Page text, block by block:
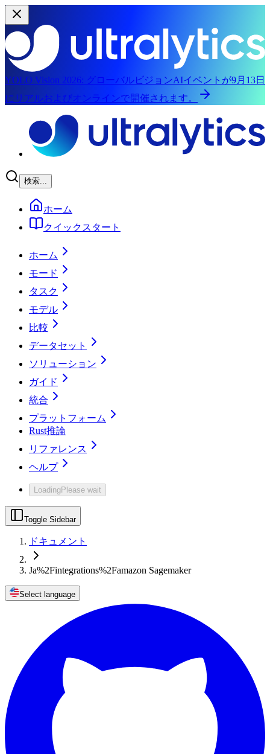
YOLO Vision 2026: グローバルビジョンAIイベントが9月13日
にリアルおよびオンラインで開催されます。
検索...
ホーム
クイックスタート
ホーム
モード
タスク
モデル
比較
データセット
ソリューション
ガイド
統合
プラットフォーム
Rust推論
リファレンス
ヘルプ
LoadingPlease wait
Toggle Sidebar
ドキュメント
Ja%2Fintegrations%2Famazon Sagemaker
Select language